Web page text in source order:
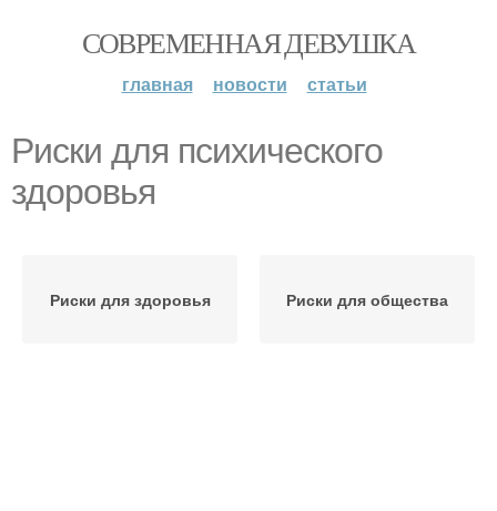
СОВРЕМЕННАЯ ДЕВУШКА
главная новости статьи
Риски для психического
здоровья
Риски для здоровья Риски для общества